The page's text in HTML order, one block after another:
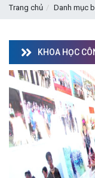
Trang chủ Danh mục
KHOA HỌC